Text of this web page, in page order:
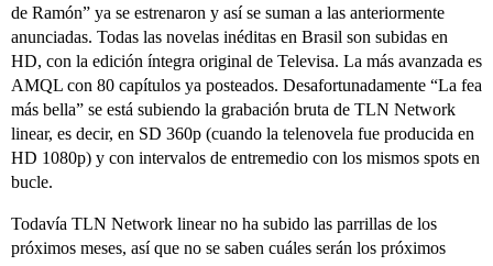
de Ramón” ya se estrenaron y así se suman a las anteriormente
anunciadas. Todas las novelas inéditas en Brasil son subidas en
HD, con la edición íntegra original de Televisa. La más avanzada es
AMQL con 80 capítulos ya posteados. Desafortunadamente “La fea
más bella” se está subiendo la grabación bruta de TLN Network
linear, es decir, en SD 360p (cuando la telenovela fue producida en
HD 1080p) y con intervalos de entremedio con los mismos spots en
bucle.
Todavía TLN Network linear no ha subido las parrillas de los
próximos meses, así que no se saben cuáles serán los próximos